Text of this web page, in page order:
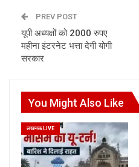
PREV POST
यूपी अध्यक्षों को 2000 रुपए
महीना इंटरनेट भत्ता देगी योगी
सरकार
You Might Also Like
लखनऊ LIVE